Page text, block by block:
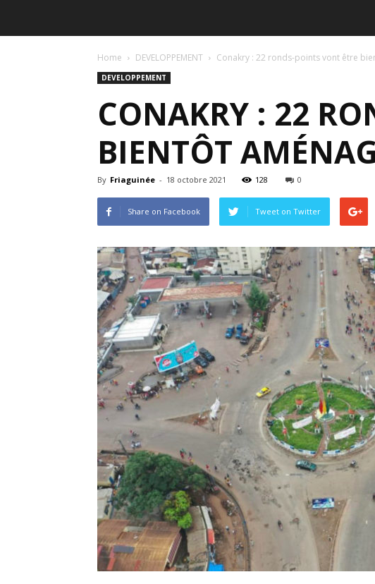
Home DEVELOPPEMENT Conakry : 22 ronds-points vont être
DEVELOPPEMENT
CONAKRY : 22
BIENTÔT
By Friaguinée - 18 octobre 2021 128 0
Share on Facebook Tweet on Twitter